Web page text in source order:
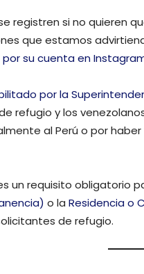
registren si no quieren
que estamos
su cuenta en
por la
refugio y los
al Perú o por
un requisito obligatorio
o la Residencia o
de refugio.